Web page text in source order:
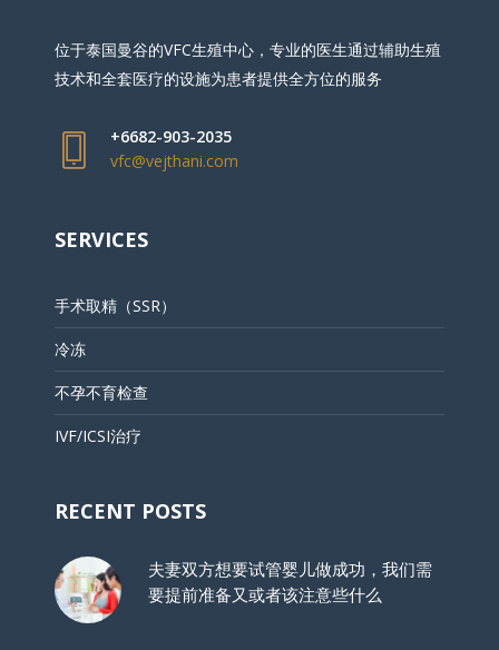
位于泰国曼谷的VFC生殖中心，专业的医生通过辅助生殖
技术和全套医疗的设施为患者提供全方位的服务
+6682-903-2035
vfc@vejthani.com
SERVICES
手术取精（SSR）
冷冻
不孕不育检查
IVF/ICSI治疗
RECENT POSTS
夫妻双方想要试管婴儿做成功，我们需
要提前准备又或者该注意些什么